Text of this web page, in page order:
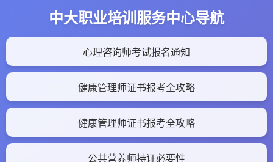
中大职业培训服务中心导航
心理咨询师考试报名通知
健康管理师证书报考全攻略
健康管理师证书报考全攻略
公共营养师持证必要性